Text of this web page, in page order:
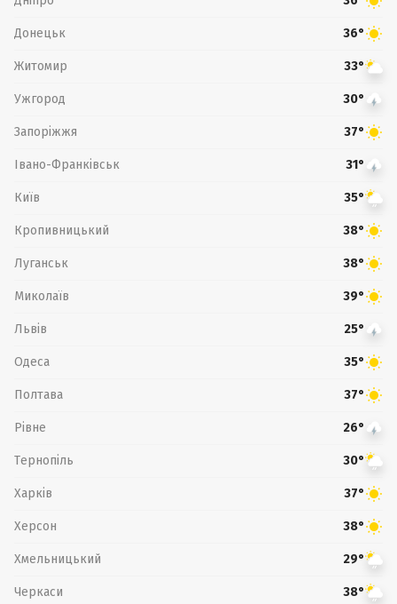
Донецьк 36°
Житомир 33°
Ужгород 30°
Запоріжжя 37°
Івано-Франківськ 31°
Київ 35°
Кропивницький 38°
Луганськ 38°
Миколаїв 39°
Львів 25°
Одеса 35°
Полтава 37°
Рівне 26°
Тернопіль 30°
Харків 37°
Херсон 38°
Хмельницький 29°
Черкаси 38°